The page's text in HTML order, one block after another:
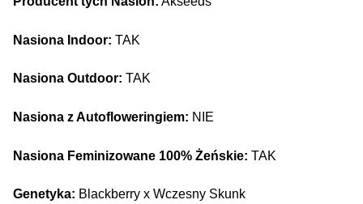
Nasiona Indoor: TAK
Nasiona Outdoor: TAK
Nasiona z Autofloweringiem: NIE
Nasiona Feminizowane 100% Żeńskie: TAK
Genetyka: Blackberry x Wczesny Skunk